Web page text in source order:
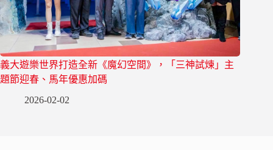
義大遊樂世界打造全新《魔幻空間》，「三神試煉」主
題節迎春、馬年優惠加碼
2026-02-02